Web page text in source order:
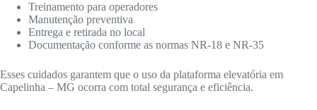
Treinamento para operadores
Manutenção preventiva
Entrega e retirada no local
Documentação conforme as normas NR-18 e NR-35
Esses cuidados garantem que o uso da plataforma elevatória em
Capelinha – MG ocorra com total segurança e eficiência.